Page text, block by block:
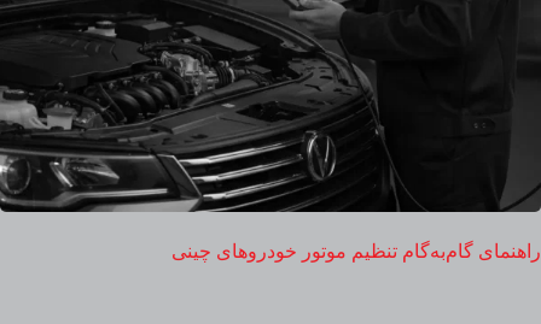
راهنمای گام‌به‌گام تنظیم موتور خودروهای چینی